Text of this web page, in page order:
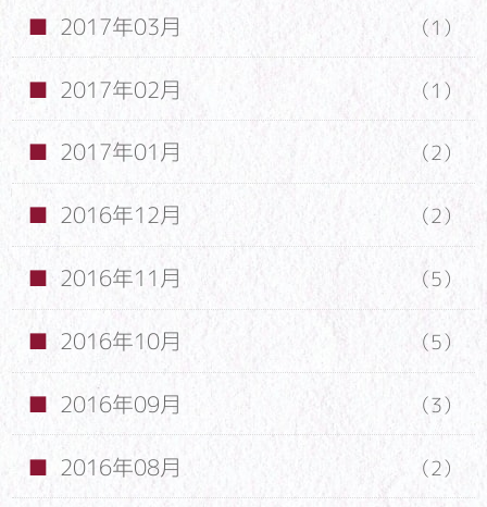
2017年03月 （1）
2017年02月 （1）
2017年01月 （2）
2016年12月 （2）
2016年11月 （5）
2016年10月 （5）
2016年09月 （3）
2016年08月 （2）